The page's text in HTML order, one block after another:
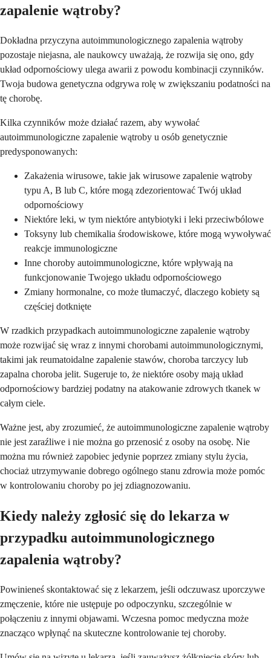
zapalenie wątroby?
Dokładna przyczyna autoimmunologicznego zapalenia wątroby
pozostaje niejasna, ale naukowcy uważają, że rozwija się ono, gdy
układ odpornościowy ulega awarii z powodu kombinacji czynników.
Twoja budowa genetyczna odgrywa rolę w zwiększaniu podatności na
tę chorobę.
Kilka czynników może działać razem, aby wywołać
autoimmunologiczne zapalenie wątroby u osób genetycznie
predysponowanych:
Zakażenia wirusowe, takie jak wirusowe zapalenie wątroby
typu A, B lub C, które mogą zdezorientować Twój układ
odpornościowy
Niektóre leki, w tym niektóre antybiotyki i leki przeciwbólowe
Toksyny lub chemikalia środowiskowe, które mogą wywoływać
reakcje immunologiczne
Inne choroby autoimmunologiczne, które wpływają na
funkcjonowanie Twojego układu odpornościowego
Zmiany hormonalne, co może tłumaczyć, dlaczego kobiety są
częściej dotknięte
W rzadkich przypadkach autoimmunologiczne zapalenie wątroby
może rozwijać się wraz z innymi chorobami autoimmunologicznymi,
takimi jak reumatoidalne zapalenie stawów, choroba tarczycy lub
zapalna choroba jelit. Sugeruje to, że niektóre osoby mają układ
odpornościowy bardziej podatny na atakowanie zdrowych tkanek w
całym ciele.
Ważne jest, aby zrozumieć, że autoimmunologiczne zapalenie wątroby
nie jest zaraźliwe i nie można go przenosić z osoby na osobę. Nie
można mu również zapobiec jedynie poprzez zmiany stylu życia,
chociaż utrzymywanie dobrego ogólnego stanu zdrowia może pomóc
w kontrolowaniu choroby po jej zdiagnozowaniu.
Kiedy należy zgłosić się do lekarza w
przypadku autoimmunologicznego
zapalenia wątroby?
Powinieneś skontaktować się z lekarzem, jeśli odczuwasz uporczywe
zmęczenie, które nie ustępuje po odpoczynku, szczególnie w
połączeniu z innymi objawami. Wczesna pomoc medyczna może
znacząco wpłynąć na skuteczne kontrolowanie tej choroby.